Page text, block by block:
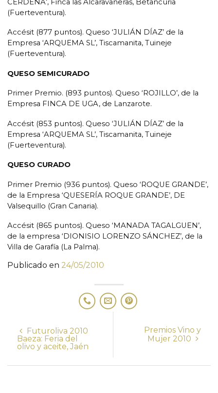
(Fuerteventura).
Accésit (877 puntos). Queso ‘JULIÁN DÍAZ’ de la
Empresa ‘ARQUEMA SL’, Tiscamanita, Tuineje
(Fuerteventura).
QUESO SEMICURADO
Primer Premio. (893 puntos). Queso ‘ROJILLO’, de la
Empresa FINCA DE UGA, de Lanzarote.
Accésit (853 puntos). Queso ‘JULIÁN DÍAZ’ de la
Empresa ‘ARQUEMA SL’, Tiscamanita, Tuineje
(Fuerteventura).
QUESO CURADO
Primer Premio (936 puntos). Queso ‘ROQUE GRANDE’,
de la Empresa ‘QUESERÍA ROQUE GRANDE’, DE
Valsequillo (Gran Canaria).
Accésit (865 puntos). Queso ‘MANADA TAGALGUEN’,
de la empresa ‘DIONISIO LORENZO SÁNCHEZ’, de la
Villa de Garafía (La Palma).
Publicado en 24/05/2010
Futuroliva 2010
Baeza: Feria del
olivo y aceite, Jaén
Premios Vino y
Mujer 2010